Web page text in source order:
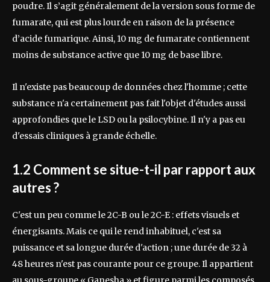
poudre. Il s’agit généralement de la version sous forme de
fumarate, qui est plus lourde en raison de la présence
d’acide fumarique. Ainsi, 10 mg de fumarate contiennent
moins de substance active que 10 mg de base libre.
Il n'existe pas beaucoup de données chez l'homme ; cette
substance n'a certainement pas fait l'objet d'études aussi
approfondies que le LSD ou la psilocybine. Il n'y a pas eu
d'essais cliniques à grande échelle.
1.2 Comment se situe-t-il par rapport aux
autres ?
C'est un peu comme le 2C-B ou le 2C-E : effets visuels et
énergisants. Mais ce qui le rend inhabituel, c'est sa
puissance et sa longue durée d'action ; une durée de 32 à
48 heures n'est pas courante pour ce groupe. Il appartient